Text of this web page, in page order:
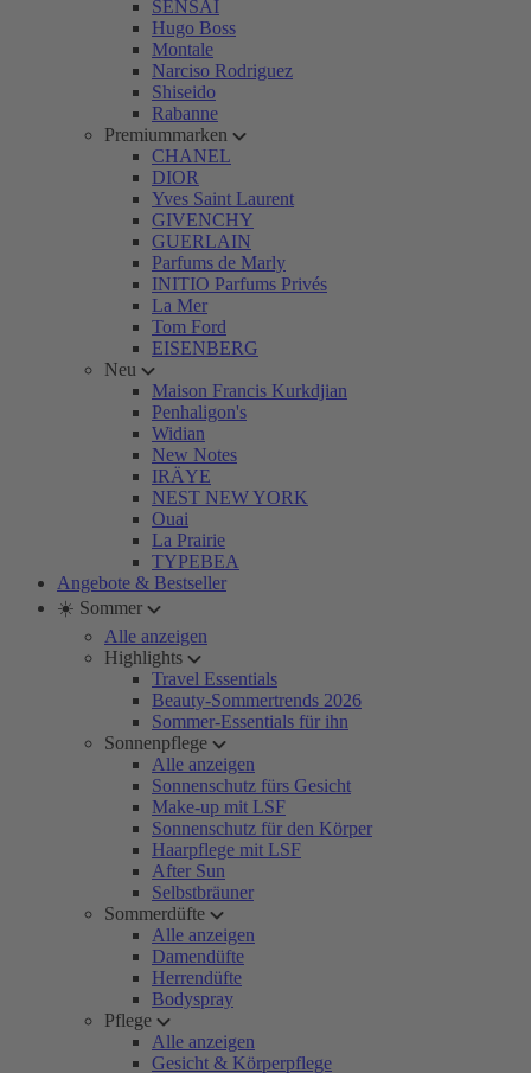
SENSAI
Hugo Boss
Montale
Narciso Rodriguez
Shiseido
Rabanne
Premiummarken
CHANEL
DIOR
Yves Saint Laurent
GIVENCHY
GUERLAIN
Parfums de Marly
INITIO Parfums Privés
La Mer
Tom Ford
EISENBERG
Neu
Maison Francis Kurkdjian
Penhaligon's
Widian
New Notes
IRÄYE
NEST NEW YORK
Ouai
La Prairie
TYPEBEA
Angebote & Bestseller
☀️ Sommer
Alle anzeigen
Highlights
Travel Essentials
Beauty-Sommertrends 2026
Sommer-Essentials für ihn
Sonnenpflege
Alle anzeigen
Sonnenschutz fürs Gesicht
Make-up mit LSF
Sonnenschutz für den Körper
Haarpflege mit LSF
After Sun
Selbstbräuner
Sommerdüfte
Alle anzeigen
Damendüfte
Herrendüfte
Bodyspray
Pflege
Alle anzeigen
Gesicht & Körperpflege